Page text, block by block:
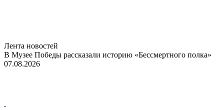
Лента новостей
В Музее Победы рассказали историю «Бессмертного полка»
07.08.2026